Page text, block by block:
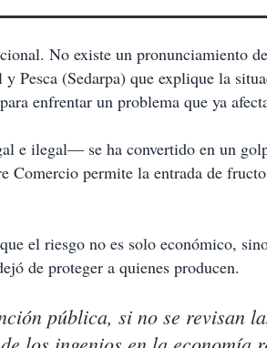
No existe un pronunciamiento
Pesca (Sedarpa) que explique la
enfrentar un problema que ya
e ilegal— se ha convertido en un
Comercio permite la entrada de
el riesgo no es solo económico,
de proteger a quienes producen.
pública, si no se revisan